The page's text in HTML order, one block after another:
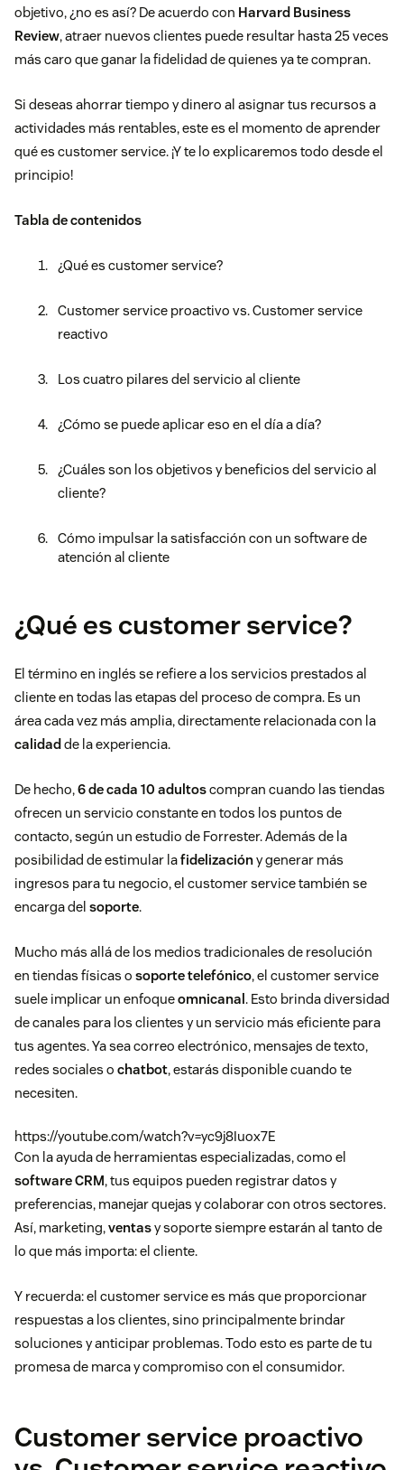
objetivo, ¿no es así? De acuerdo con Harvard Business
Review, atraer nuevos clientes puede resultar hasta 25 veces
más caro que ganar la fidelidad de quienes ya te compran.
Si deseas ahorrar tiempo y dinero al asignar tus recursos a
actividades más rentables, este es el momento de aprender
qué es customer service. ¡Y te lo explicaremos todo desde el
principio!
Tabla de contenidos
¿Qué es customer service?
Customer service proactivo vs. Customer service
reactivo
Los cuatro pilares del servicio al cliente
¿Cómo se puede aplicar eso en el día a día?
¿Cuáles son los objetivos y beneficios del servicio al
cliente?
Cómo impulsar la satisfacción con un software de
atención al cliente
¿Qué es customer service?
El término en inglés se refiere a los servicios prestados al
cliente en todas las etapas del proceso de compra. Es un
área cada vez más amplia, directamente relacionada con la
calidad de la experiencia.
De hecho,6 de cada 10 adultoscompran cuando las tiendas
ofrecen un servicio constante en todos los puntos de
contacto, según un estudio de Forrester. Además de la
posibilidad de estimular lafidelizacióny generar más
ingresos para tu negocio, el customer service también se
encarga del soporte.
Mucho más allá de los medios tradicionales de resolución
en tiendas físicas o soporte telefónico, el customer service
suele implicar un enfoqueomnicanal . Esto brinda diversidad
de canales para los clientes y un servicio más eficiente para
tus agentes. Ya sea correo electrónico, mensajes de texto,
redes sociales o chatbot, estarás disponible cuando te
necesiten.
https://youtube.com/watch?v=yc9j8Iuox7E
Con la ayuda de herramientas especializadas, como el
software CRM, tus equipos pueden registrar datos y
preferencias, manejar quejas y colaborar con otros sectores.
Así, marketing,ventasy soporte siempre estarán al tanto de
lo que más importa: el cliente.
Y recuerda: el customer service es más que proporcionar
respuestas a los clientes, sino principalmente brindar
soluciones y anticipar problemas. Todo esto es parte de tu
promesa de marca y compromiso con el consumidor.
Customer service proactivo